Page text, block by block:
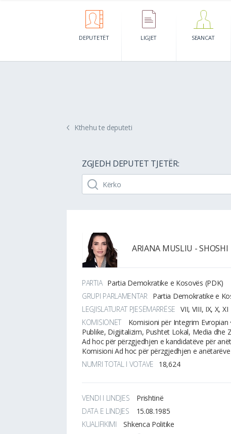
DEPUTETËT LIGJET SEANCAT
Kthehu te deputeti
ZGJEDH DEPUTET TJETËR:
ARIANA MUSLIU - SHOSHI
PARTIA Partia Demokratike e Kosovës (PDK)
GRUPI PARLAMENTAR
Partia Demokratike e
LEGJISLATURAT PJESËMARRËSE VII, VIII, IX, X, XI
KOMISIONET
Komisioni për Integrim
Publike, Digjitalizim, Pushtet Lokal, Media dhe
Ad hoc për përzgjedhjen e kandidatëve për
Komisioni Ad hoc për përzgjedhjen e
NUMRI TOTAL I VOTAVE
18,624
VENDI I LINDJES
Prishtinë
DATA E LINDJES
15.08.1985
KUALIFIKIMI
Shkenca Politike